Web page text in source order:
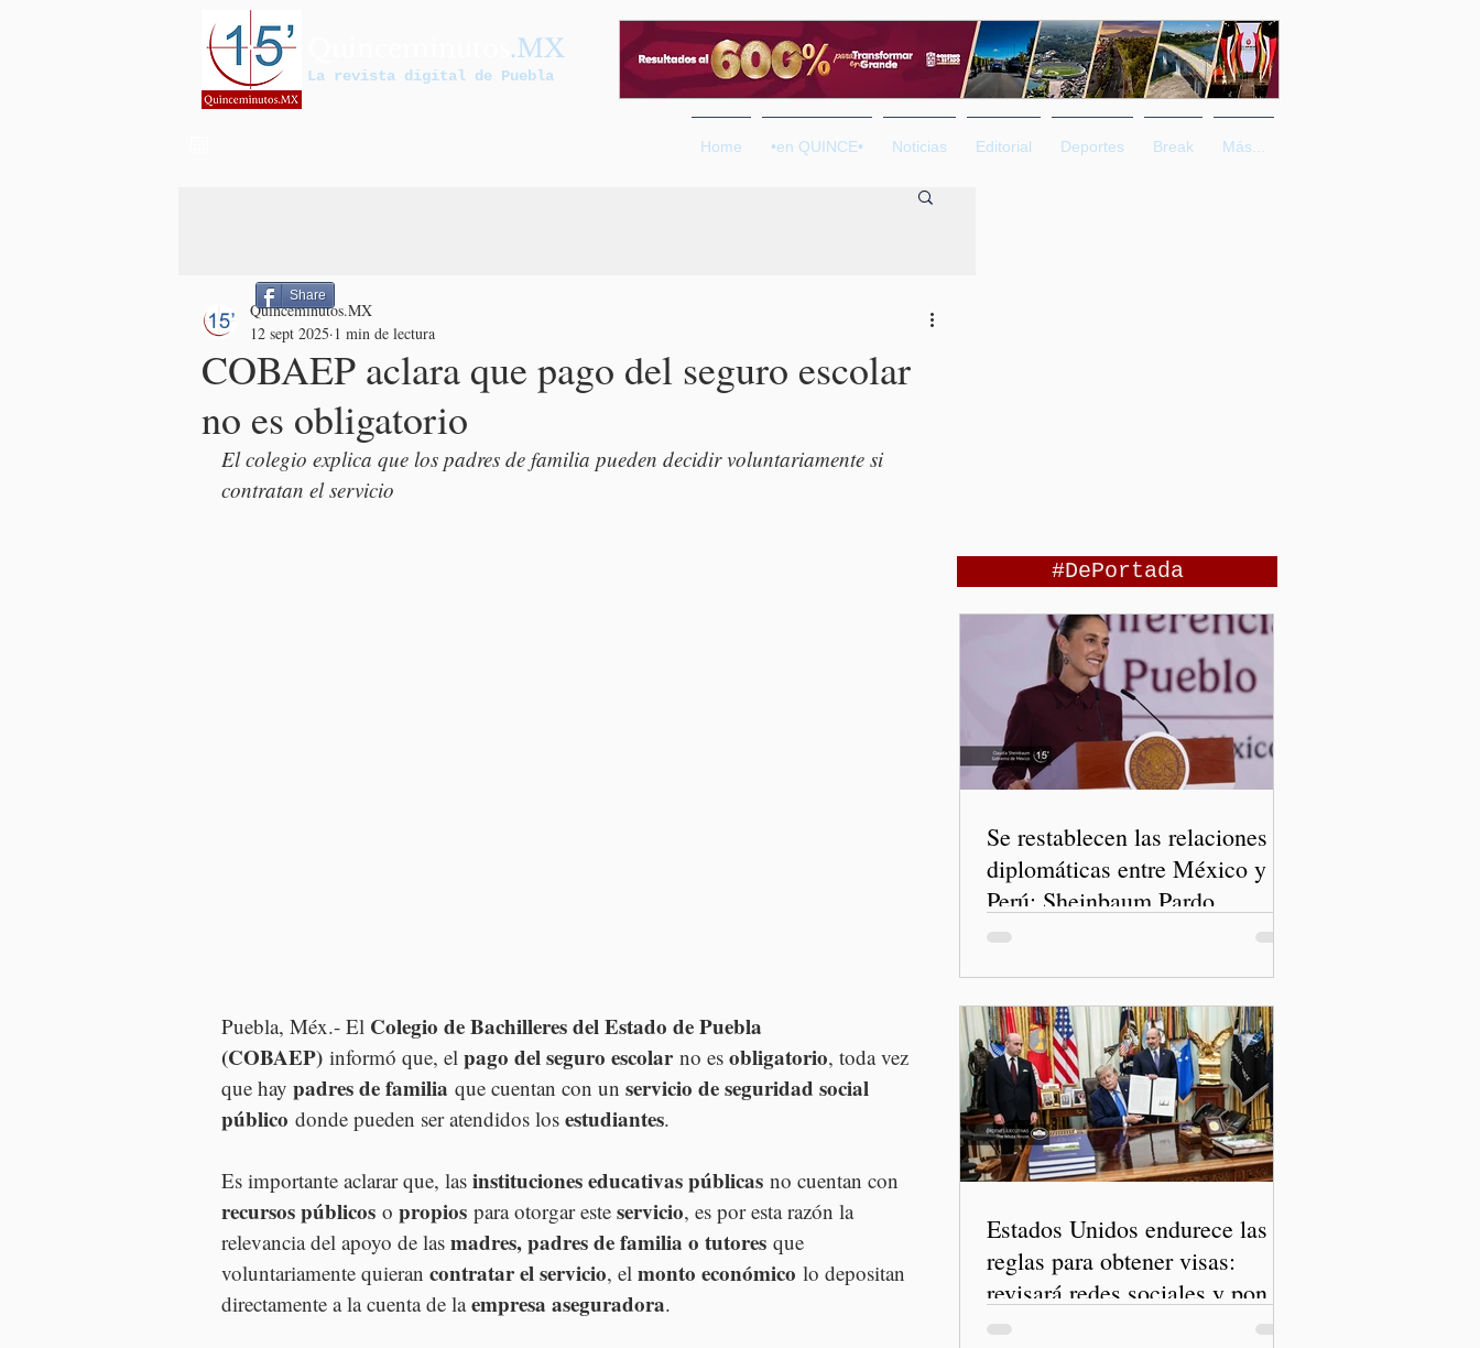
.MX
La revista digital de Puebla
Home •en QUINCE• Noticias Editorial Deportes Break Más...
COBAEP aclara que pago del seguro escolar
no es obligatorio
Quinceminutos.MX
12 sept 2025 1 min de lectura
El colegio explica que los padres de familia pueden decidir voluntariamente si
contratan el servicio
Puebla, Méx.- El Colegio de Bachilleres del Estado de Puebla
(COBAEP) informó que, el pago del seguro escolar no es obligatorio, toda vez
que hay padres de familia que cuentan con un servicio de seguridad social
público donde pueden ser atendidos los estudiantes.
Es importante aclarar que, las instituciones educativas públicas no cuentan con
recursos públicos o propios para otorgar este servicio, es por esta razón la
relevancia del apoyo de las madres, padres de familia o tutores que
voluntariamente quieran contratar el servicio, el monto económico lo depositan
directamente a la cuenta de la empresa aseguradora.
Share
#DePortada
Se restablecen las relaciones
diplomáticas entre México y
Perú: Sheinbaum Pardo
Estados Unidos endurece las
reglas para obtener visas:
revisará redes sociales y pone
freno al Turismo de Nacimiento